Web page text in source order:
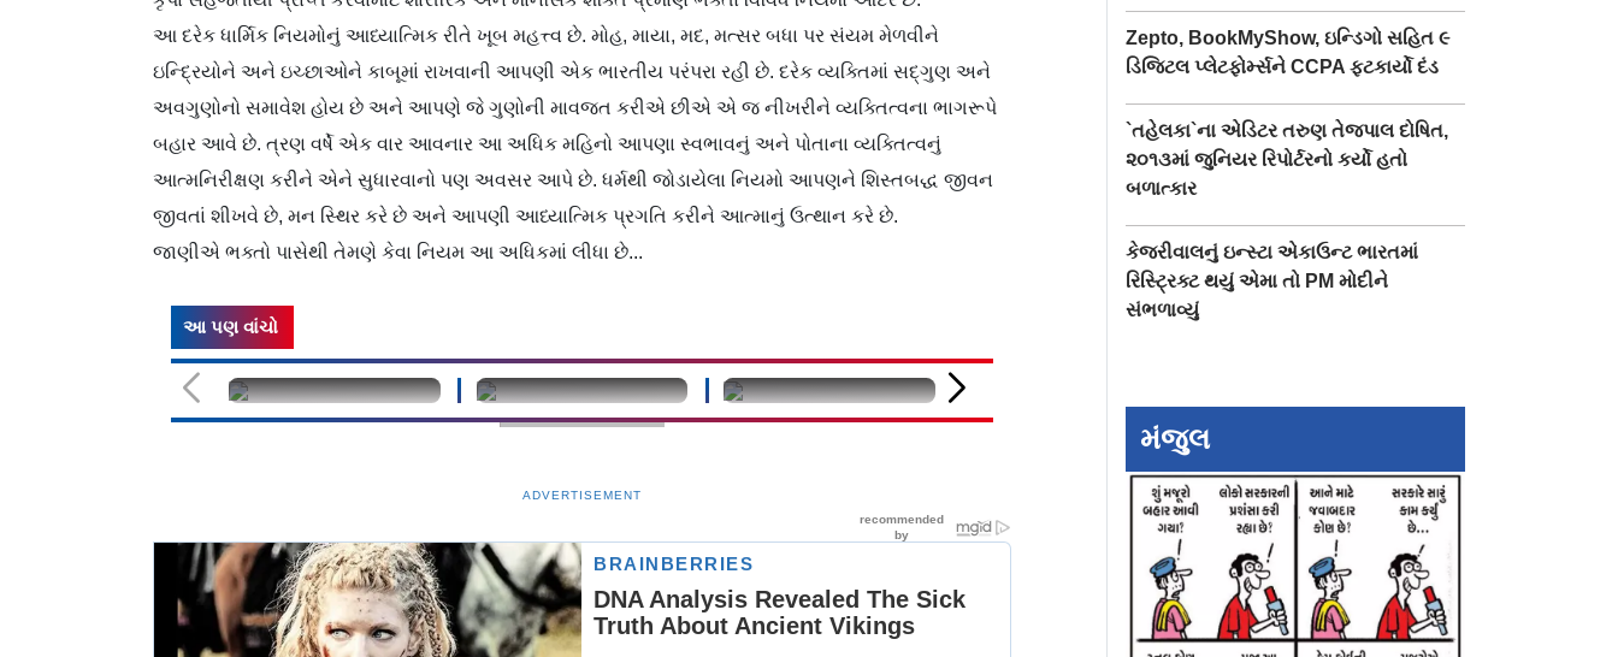
આ દરેક ધાર્મિક નિયમોનું આધ્યાત્મિક રીતે ખૂબ મહત્ત્વ છે. મોહ, માયા, મદ, મત્સર બધા પર સંયમ મેળવીને
ઇન્દ્રિયોને અને ઇચ્છાઓને કાબૂમાં રાખવાની આપણી એક ભારતીય પરંપરા રહી છે. દરેક વ્યક્તિમાં સદ્ગુણ અને
અવગુણોનો સમાવેશ હોય છે અને આપણે જે ગુણોની માવજત કરીએ છીએ એ જ નીખરીને વ્યક્તિત્વના ભાગરૂપે
બહાર આવે છે. ત્રણ વર્ષે એક વાર આવનાર આ અધિક મહિનો આપણા સ્વભાવનું અને પોતાના વ્યક્તિત્વનું
આત્મનિરીક્ષણ કરીને એને સુધારવાનો પણ અવસર આપે છે. ધર્મથી જોડાયેલા નિયમો આપણને શિસ્તબદ્ધ જીવન
જીવતાં શીખવે છે, મન સ્થિર કરે છે અને આપણી આધ્યાત્મિક પ્રગતિ કરીને આત્માનું ઉત્થાન કરે છે.
જાણીએ ભક્તો પાસેથી તેમણે કેવા નિયમ આ અધિકમાં લીધા છે...
આ પણ વાંચો
undefined undefined undefined undefined
ADVERTISEMENT
Zepto, BookMyShow, ઇન્ડિગો સહિત ૯
ડિજિટલ પ્લેટફોર્મ્સને CCPA ફટકાર્યો દંડ
`તહેલકા`ના એડિટર તરુણ તેજપાલ દોષિત,
૨૦૧૩માં જુનિયર રિપોર્ટરનો કર્યો હતો
બળાત્કાર
કેજરીવાલનું ઇન્સ્ટા એકાઉન્ટ ભારતમાં
રિસ્ટ્રિક્ટ થયું એમા તો PM મોદીને
સંભળાવ્યું
મંજુલ